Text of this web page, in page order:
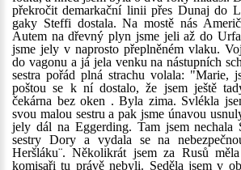
překročit demarkační linii přes Dunaj do
gaky Steffi dostala. Na mostě nás
Autem na dřevný plyn jsme jeli až do
jsme jely v naprosto přeplněném vlaku.
do vagonu a já jela venku na nástupních
sestra pořád plná strachu volala: "Marie,
poštou se k ní dostalo, že jsem ještě
čekárna bez oken . Byla zima. Svlékla
svou malou sestru a pak jsme únavou
jely dál na Eggerding. Tam jsem nechala
sestry Dory a vydala se na
Heršláku¨. Několikrát jsem za Rusů
komisaři tu právě nebyli. Seděla jsem v